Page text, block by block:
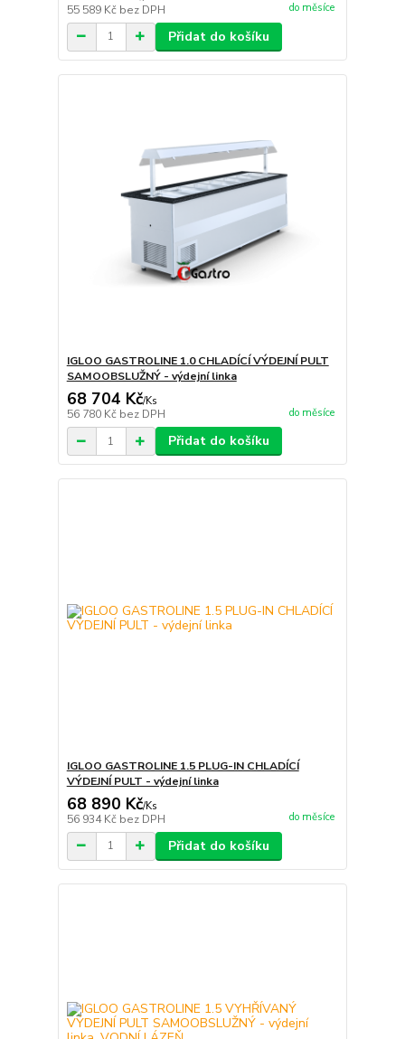
55 589 Kč bez DPH do měsíce
Přidat do košíku
IGLOO GASTROLINE 1.0 CHLADÍCÍ VÝDEJNÍ PULT
SAMOOBSLUŽNÝ - výdejní linka
68 704 Kč/Ks
56 780 Kč bez DPH do měsíce
Přidat do košíku
IGLOO GASTROLINE 1.5 PLUG-IN CHLADÍCÍ
VÝDEJNÍ PULT - výdejní linka
68 890 Kč/Ks
56 934 Kč bez DPH do měsíce
Přidat do košíku